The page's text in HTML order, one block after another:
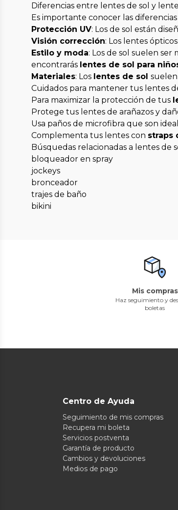
Diferencias entre lentes de sol y
Es importante conocer las
Protección UV: Los de sol están
Visión corrección: Los lentes
Estilo y moda: Los de sol suelen ser
encontrarás lentes de sol para
Materiales: Los lentes de sol suelen
Cuidados para mantener tus lentes
Para maximizar la protección de tus
Protege tus lentes de arañazos y
Usa paños de microfibra que son
Complementa tus lentes con straps
Búsquedas relacionadas a lentes de
bloqueador en spray
jockeys
bronceador
trajes de baño
bikini
Mis compras
Haz seguimiento y
boletas
Centro de Ayuda
Seguimiento de mis compras
Recupera mi boleta
Servicios postventa
Garantía de producto
Cambios y devoluciones
Medios de pago